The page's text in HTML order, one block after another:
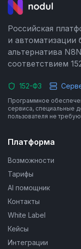
Российская
и автоматизации
альтернатива
соответствием
152-ФЗ
Программное
сервиса, специальные
пользователя не
Платформа
Возможности
Тарифы
AI помощник
Контакты
White Label
Кейсы
Интеграции